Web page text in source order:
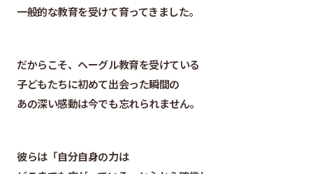
一般的な教育を受けて育ってきました。
だからこそ、ヘーグル教育を受けている
子どもたちに初めて出会った瞬間の
あの深い感動は今でも忘れられません。
彼らは「自分自身の力は